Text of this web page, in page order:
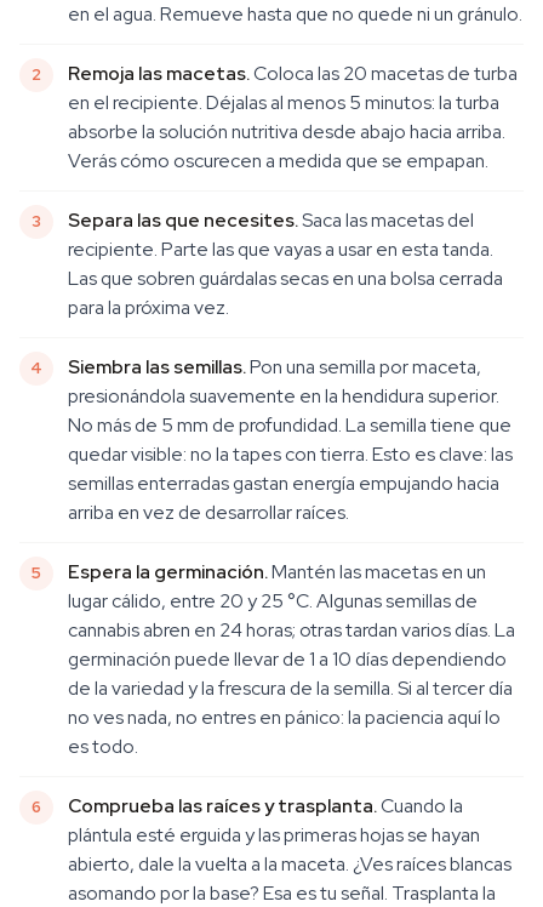
en el agua. Remueve hasta que no quede ni un gránulo.
Remoja las macetas.Coloca las 20 macetas de turba
en el recipiente. Déjalas al menos 5 minutos: la turba
absorbe la solución nutritiva desde abajo hacia arriba.
Verás cómo oscurecen a medida que se empapan.
Separa las que necesites.Saca las macetas del
recipiente. Parte las que vayas a usar en esta tanda.
Las que sobren guárdalas secas en una bolsa cerrada
para la próxima vez.
Siembra las semillas.Pon una semilla por maceta,
presionándola suavemente en la hendidura superior.
No más de 5 mm de profundidad. La semilla tiene que
quedar visible: no la tapes con tierra. Esto es clave: las
semillas enterradas gastan energía empujando hacia
arriba en vez de desarrollar raíces.
Espera la germinación.Mantén las macetas en un
lugar cálido, entre 20 y 25 °C. Algunas semillas de
cannabis abren en 24 horas; otras tardan varios días. La
germinación puede llevar de 1 a 10 días dependiendo
de la variedad y la frescura de la semilla. Si al tercer día
no ves nada, no entres en pánico: la paciencia aquí lo
es todo.
Comprueba las raíces y trasplanta.Cuando la
plántula esté erguida y las primeras hojas se hayan
abierto, dale la vuelta a la maceta. ¿Ves raíces blancas
asomando por la base? Esa es tu señal. Trasplanta la